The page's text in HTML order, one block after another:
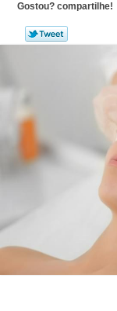
Gostou? compartilhe!